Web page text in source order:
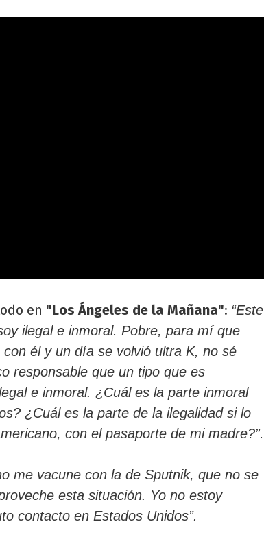
en "Los Ángeles de la Mañana": “Este
ilegal e inmoral. Pobre, para mí que
él y un día se volvió ultra K, no sé
responsable que un tipo que es
e inmoral. ¿Cuál es la parte inmoral
¿Cuál es la parte de la ilegalidad si lo
con el pasaporte de mi madre?”.
me vacune con la de Sputnik, que no se
esta situación. Yo no estoy
contacto en Estados Unidos”.